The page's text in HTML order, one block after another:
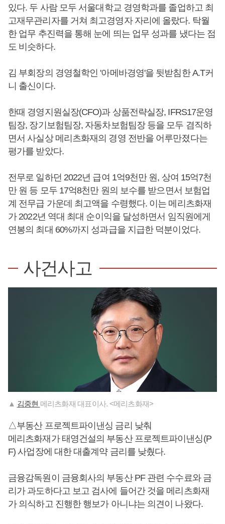
있다. 두 사람 모두 서울대학교 경영학과를 졸업하고 최
고재무관리자를 거쳐 최고경영자 자리에 올랐다. 탁월
한 업무 추진력을 통해 눈에 띄는 업무 성과를 냈다는 점
도 비슷하다.
김 부회장의 경영철학인 '아메바경영'을 뒷받침한 A.T커
니 출신이다.
한때 경영지원실장(CFO)과 상품전략실장, IFRS17운영
팀장, 장기보험팀장, 자동차보험팀장 등을 모두 겸직하
면서 사실상 메리츠화재의 경영 전반을 어루만졌다는
평가를 받았다.
전무로 일하던 2022년 급여 1억9천만 원, 상여 15억7천
만 원 등 모두 17억8천만 원의 보수를 받으면서 보험업
계 전무급 가운데 최고액을 수령했다. 이는 메리츠화재
가 2022년 역대 최대 순이익을 달성하면서 임직원에게
연봉의 최대 60%까지 성과급을 지급한 덕분이었다.
사건사고
▲ 김중현 메리츠화재 대표이사. <메리츠화재>
△부동산 프로젝트파이낸싱 금리 낮춰
메리츠화재가 태영건설의 부동산 프로젝트파이낸싱(P
F) 사업장에 대한 대출계약 금리를 낮췄다.
금융감독원이 금융회사의 부동산 PF 관련 수수료와 금
리가 과도하다고 보고 검사에 들어간 것을 메리츠화재
가 의식하고 진행한 행보가 아니냐는 의견이 나왔다.